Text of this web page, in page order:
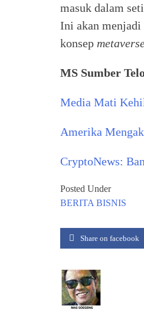
masuk dalam
Ini akan menjadi
konsep
MS Sumber
Media Mati
Amerika
CryptoNews:
Posted Under
BERITA BISNIS
Share on facebook